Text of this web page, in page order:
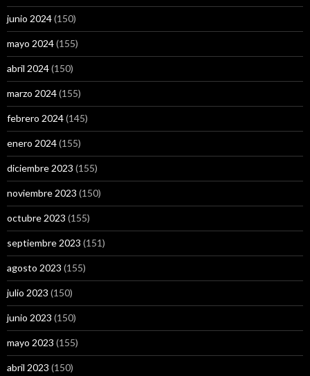
junio 2024(150)
mayo 2024(155)
abril 2024(150)
marzo 2024(155)
febrero 2024(145)
enero 2024(155)
diciembre 2023 (155)
noviembre 2023 (150)
octubre 2023 (155)
septiembre 2023 (151)
agosto 2023 (155)
julio 2023 (150)
junio 2023 (150)
mayo 2023 (155)
abril 2023 (150)